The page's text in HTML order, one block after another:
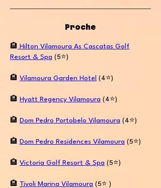
Proche
🏨
Hilton Vilamoura As Cascatas Golf
Resort & Spa (5⭐️)
🏨 Vilamoura Garden Hotel (4⭐️)
🏨 Hyatt Regency Vilamoura (4⭐️)
🏨 Dom Pedro Portobelo Vilamoura (4⭐️)
🏨 Dom Pedro Residences Vilamoura (5⭐️)
🏨 Victoria Golf Resort & Spa (5⭐️)
🏨 Tivoli Marina Vilamoura (5⭐️ )